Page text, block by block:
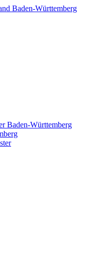
Baden-Württemberg